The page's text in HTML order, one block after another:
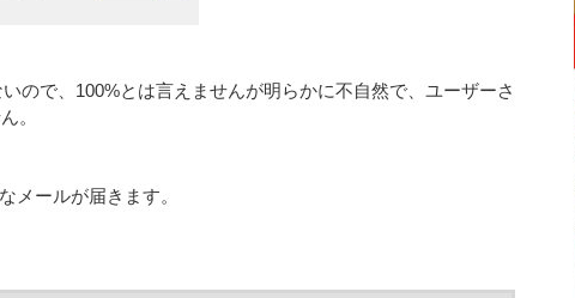
ので、100%とは言えませんが明らかに不自然で、ユーザーさ
。
メールが届きます。